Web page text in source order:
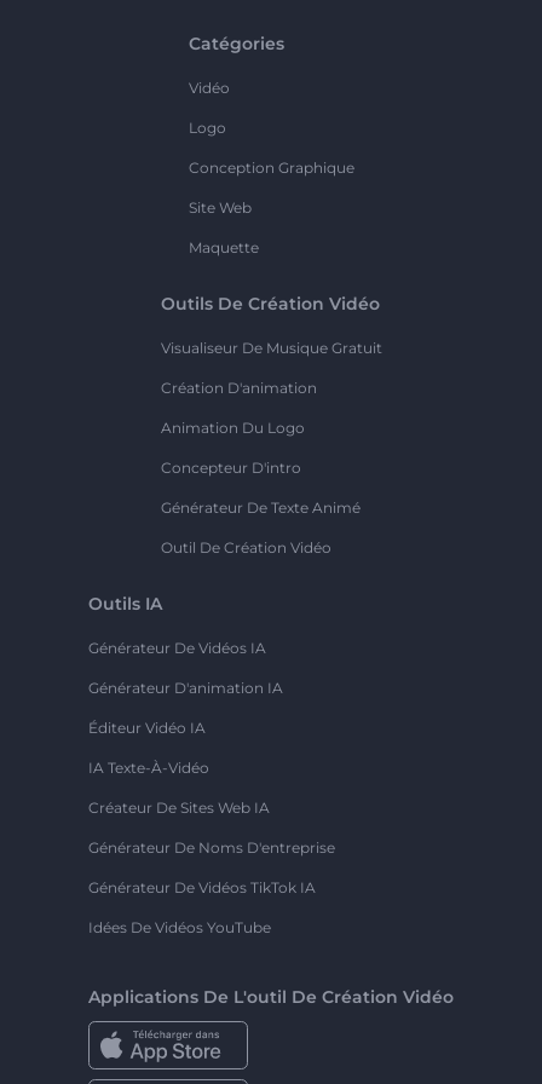
Catégories
Vidéo
Logo
Conception Graphique
Site Web
Maquette
Outils De Création Vidéo
Visualiseur De Musique Gratuit
Création D'animation
Animation Du Logo
Concepteur D'intro
Générateur De Texte Animé
Outil De Création Vidéo
Outils IA
Générateur De Vidéos IA
Générateur D'animation IA
Éditeur Vidéo IA
IA Texte-À-Vidéo
Créateur De Sites Web IA
Générateur De Noms D'entreprise
Générateur De Vidéos TikTok IA
Idées De Vidéos YouTube
Applications De L'outil De Création Vidéo